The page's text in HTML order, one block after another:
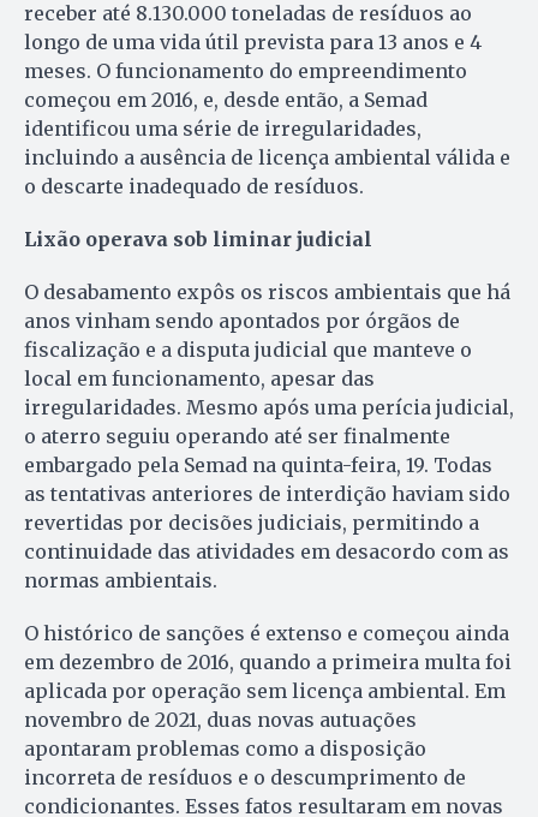
receber até 8.130.000 toneladas de resíduos ao
longo de uma vida útil prevista para 13 anos e 4
meses. O funcionamento do empreendimento
começou em 2016, e, desde então, a Semad
identificou uma série de irregularidades,
incluindo a ausência de licença ambiental válida e
o descarte inadequado de resíduos.
Lixão operava sob liminar judicial
O desabamento expôs os riscos ambientais que há
anos vinham sendo apontados por órgãos de
fiscalização e a disputa judicial que manteve o
local em funcionamento, apesar das
irregularidades. Mesmo após uma perícia judicial,
o aterro seguiu operando até ser finalmente
embargado pela Semad na quinta-feira, 19. Todas
as tentativas anteriores de interdição haviam sido
revertidas por decisões judiciais, permitindo a
continuidade das atividades em desacordo com as
normas ambientais.
O histórico de sanções é extenso e começou ainda
em dezembro de 2016, quando a primeira multa foi
aplicada por operação sem licença ambiental. Em
novembro de 2021, duas novas autuações
apontaram problemas como a disposição
incorreta de resíduos e o descumprimento de
condicionantes. Esses fatos resultaram em novas